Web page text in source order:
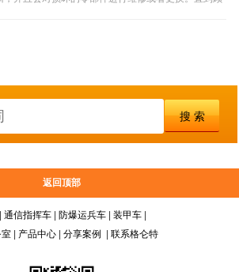
返回顶部
| 通信指挥车 | 防爆运兵车 | 装甲车 |
| 产品中心 | 分享案例 | 联系格仑特